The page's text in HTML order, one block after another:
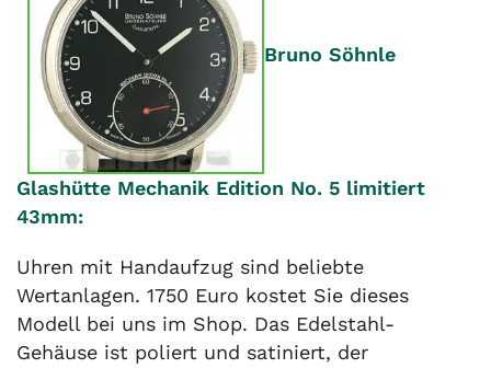
Bruno Söhnle
Glashütte Mechanik Edition No. 5 limitiert
43mm:
Uhren mit Handaufzug sind beliebte
Wertanlagen. 1750 Euro kostet Sie dieses
Modell bei uns im Shop. Das Edelstahl-
Gehäuse ist poliert und satiniert, der